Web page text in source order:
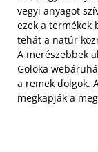
vegyi anyagot
ezek a termékek
tehát a natúr
A merészebbek
Goloka
a remek dolgok.
megkapják a